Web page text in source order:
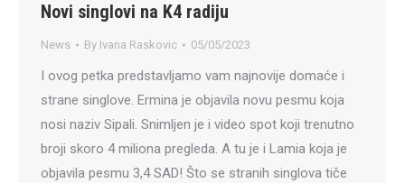
Novi singlovi na K4 radiju
News By Ivana Raskovic 05/05/2023
I ovog petka predstavljamo vam najnovije domaće i
strane singlove. Ermina je objavila novu pesmu koja
nosi naziv Sipali. Snimljen je i video spot koji trenutno
broji skoro 4 miliona pregleda. A tu je i Lamia koja je
objavila pesmu 3,4 SAD! Što se stranih singlova tiče